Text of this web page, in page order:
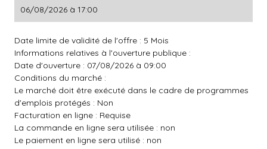
06/08/2026 à 17:00
Date limite de validité de l'offre : 5 Mois
Informations relatives à l'ouverture publique :
Date d'ouverture : 07/08/2026 à 09:00
Conditions du marché :
Le marché doit être exécuté dans le cadre de programmes
d'emplois protégés : Non
Facturation en ligne : Requise
La commande en ligne sera utilisée : non
Le paiement en ligne sera utilisé : non